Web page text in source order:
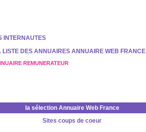
INTERNAUTES
DES ANNUAIRES ANNUAIRE WEB FRANCE
REMUNERATEUR
la sélection Annuaire Web France
Sites coups de coeur